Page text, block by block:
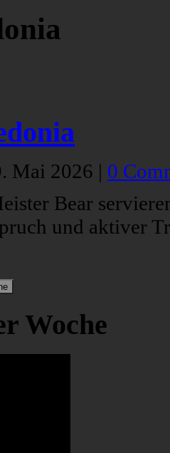
Mai 2026 | 0
Bear
und aktiver
Woche